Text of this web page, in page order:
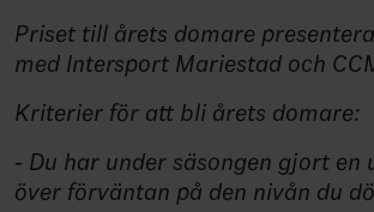
Priset till årets domare
med Intersport Mariestad och
Kriterier för att bli årets domare:
- Du har under säsongen gjort en
över förväntan på den nivån du